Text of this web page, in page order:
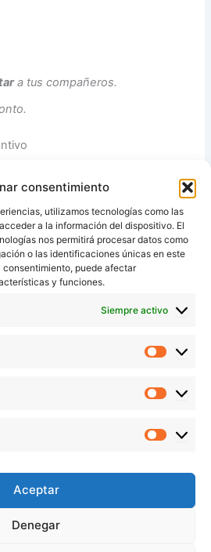
consentimiento
utilizamos tecnologías como las
a la información del dispositivo. El
nos permitirá procesar datos como
o las identificaciones únicas en este
puede afectar
y funciones.
Siempre activo
Aceptar
Denegar
a tus compañeros.
actúa como un nombre y puede
es importante.→ «el comer»
relevante cuando los alumnos
el de
análisis morfológico en 6º
la oración.
en el colegio?
se introduce de forma progresiva
Primaria y se consolida en la